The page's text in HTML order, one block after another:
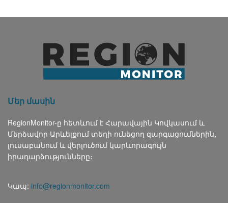
Մեր մասին
RegionMonitor-ը հետևում է Հարավային Կովկասում և
Մերձավոր Արևելքում տեղի ունեցող զարգացումներին,
լուսաբանում և վերլուծում կարևորագույն
իրադարձությունները։
Կապ: info@regionmonitor.com